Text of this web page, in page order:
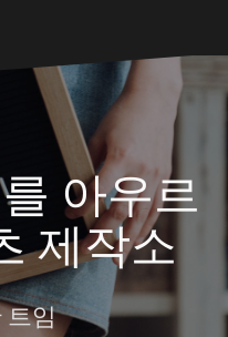
아우르
제작소
트임